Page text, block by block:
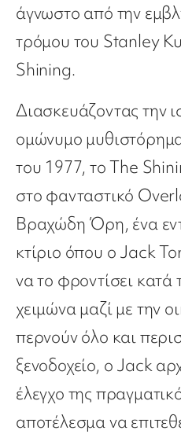
άγνωστο από την
τρόμου του Stanley
Shining.
Διασκευάζοντας την
ομώνυμο
του 1977, το The
στο φανταστικό
Βραχώδη Όρη, ένα
κτίριο όπου ο Jack
να το φροντίσει κατά
χειμώνα μαζί με την
περνούν όλο και
ξενοδοχείο, ο Jack
έλεγχο της
αποτέλεσμα να